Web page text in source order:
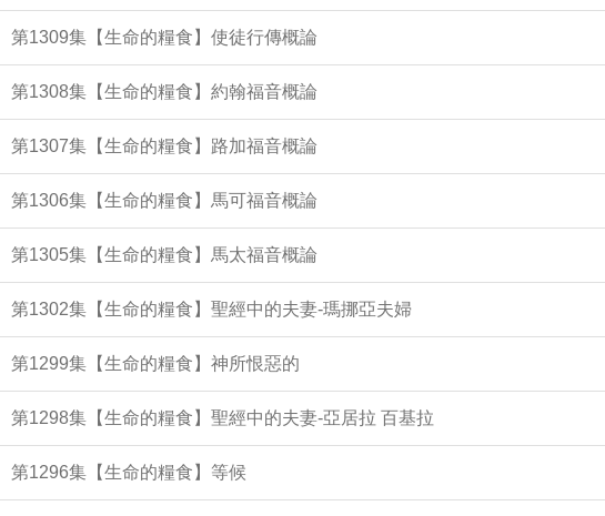
第1309集【生命的糧食】使徒行傳概論
第1308集【生命的糧食】約翰福音概論
第1307集【生命的糧食】路加福音概論
第1306集【生命的糧食】馬可福音概論
第1305集【生命的糧食】馬太福音概論
第1302集【生命的糧食】聖經中的夫妻-瑪挪亞夫婦
第1299集【生命的糧食】神所恨惡的
第1298集【生命的糧食】聖經中的夫妻-亞居拉 百基拉
第1296集【生命的糧食】等候